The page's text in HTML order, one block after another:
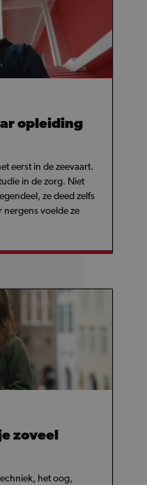
opleiding
eerst in de zeevaart.
in de zorg. Niet
ze deed zelfs
nergens voelde ze
zoveel
het oog,